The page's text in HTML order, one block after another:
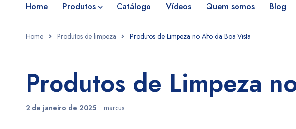
Home Produtos Catálogo Vídeos Quem somos Blog
Home Produtos de limpeza Produtos de Limpeza no Alto da Boa Vista
Produtos de Limpeza
2 de janeiro de 2025 marcus